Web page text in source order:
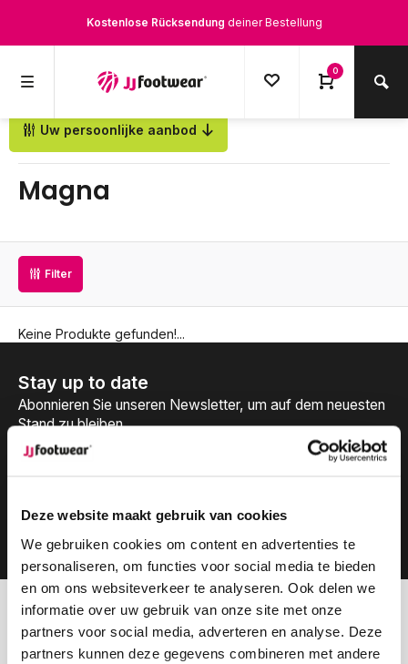
Deze website maakt gebruik van cookies
We gebruiken cookies om content en advertenties te
personaliseren, om functies voor social media te bieden
en om ons websiteverkeer te analyseren. Ook delen we
informatie over uw gebruik van onze site met onze
partners voor social media, adverteren en analyse. Deze
partners kunnen deze gegevens combineren met andere
Kostenlose Rücksendung deiner Bestellung
0
Uw persoonlijke aanbod
Magna
Filter
Keine Produkte gefunden!...
Stay up to date
Abonnieren Sie unseren Newsletter, um auf dem neuesten
Stand zu bleiben.
Können wir hilfen?
Kundendienst:
besuchszeiten